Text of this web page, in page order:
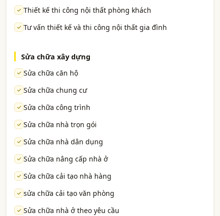
Thiết kế thi công nội thất phòng khách
Tư vấn thiết kế và thi công nội thất gia đình
Sửa chữa xây dựng
Sửa chữa căn hộ
Sửa chữa chung cư
Sửa chữa công trình
Sửa chữa nhà trọn gói
Sửa chữa nhà dân dụng
Sửa chữa nâng cấp nhà ở
Sửa chữa cải tạo nhà hàng
sửa chữa cải tạo văn phòng
Sửa chữa nhà ở theo yêu cầu